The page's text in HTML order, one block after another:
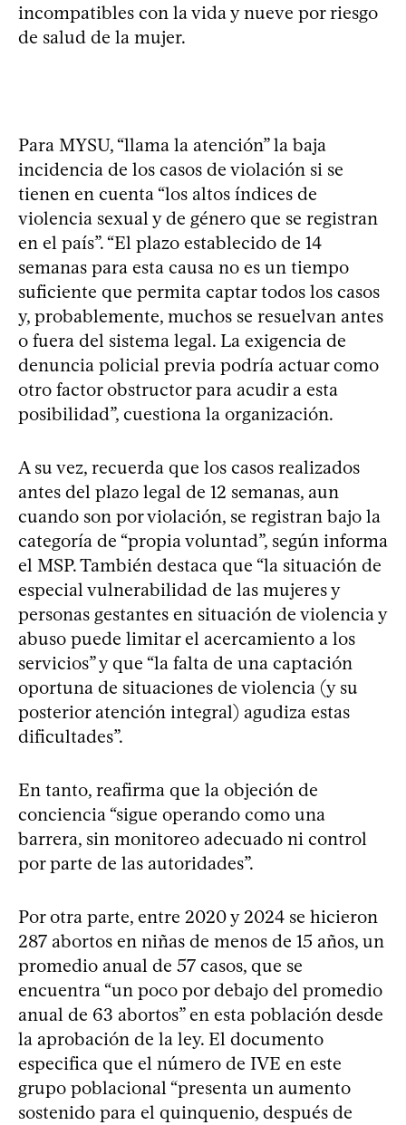
incompatibles con la vida y nueve por riesgo
de salud de la mujer.
Para MYSU, “llama la atención” la baja
incidencia de los casos de violación si se
tienen en cuenta “los altos índices de
violencia sexual y de género que se registran
en el país”. “El plazo establecido de 14
semanas para esta causa no es un tiempo
suficiente que permita captar todos los casos
y, probablemente, muchos se resuelvan antes
o fuera del sistema legal. La exigencia de
denuncia policial previa podría actuar como
otro factor obstructor para acudir a esta
posibilidad”, cuestiona la organización.
A su vez, recuerda que los casos realizados
antes del plazo legal de 12 semanas, aun
cuando son por violación, se registran bajo la
categoría de “propia voluntad”, según informa
el MSP. También destaca que “la situación de
especial vulnerabilidad de las mujeres y
personas gestantes en situación de violencia y
abuso puede limitar el acercamiento a los
servicios” y que “la falta de una captación
oportuna de situaciones de violencia (y su
posterior atención integral) agudiza estas
dificultades”.
En tanto, reafirma que la objeción de
conciencia “sigue operando como una
barrera, sin monitoreo adecuado ni control
por parte de las autoridades”.
Por otra parte, entre 2020 y 2024 se hicieron
287 abortos en niñas de menos de 15 años, un
promedio anual de 57 casos, que se
encuentra “un poco por debajo del promedio
anual de 63 abortos” en esta población desde
la aprobación de la ley. El documento
especifica que el número de IVE en este
grupo poblacional “presenta un aumento
sostenido para el quinquenio, después de